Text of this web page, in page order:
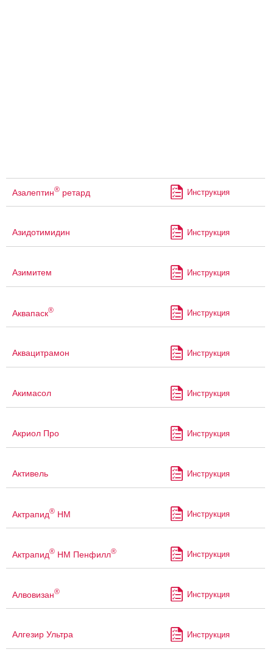
Азалептин® ретард Инструкция
Азидотимидин Инструкция
Азимитем Инструкция
Аквапаск® Инструкция
Аквацитрамон Инструкция
Акимасол Инструкция
Акриол Про Инструкция
Активель Инструкция
Актрапид® НМ Инструкция
Актрапид® НМ Пенфилл® Инструкция
Алвовизан® Инструкция
Алгезир Ультра Инструкция